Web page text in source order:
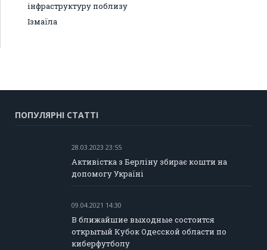
інфраструктуру поблизу
Ізмаїла
ПОПУЛЯРНІ СТАТТІ
28.03.2023 23:55
Активістка з Берліну збирає кошти на
допомогу Україні
09.04.2021 14:30
В ближайшие выходные состоится
открытый Кубок Одесской области по
киберфутболу